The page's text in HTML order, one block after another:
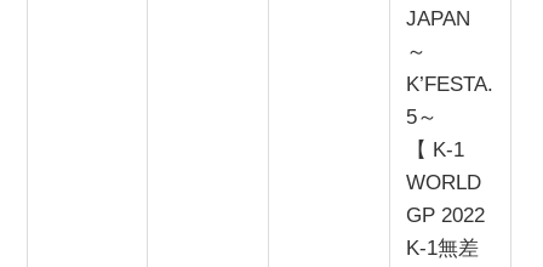
JAPAN
～
K’FESTA.
5～
【 K-1
WORLD
GP 2022
K-1無差